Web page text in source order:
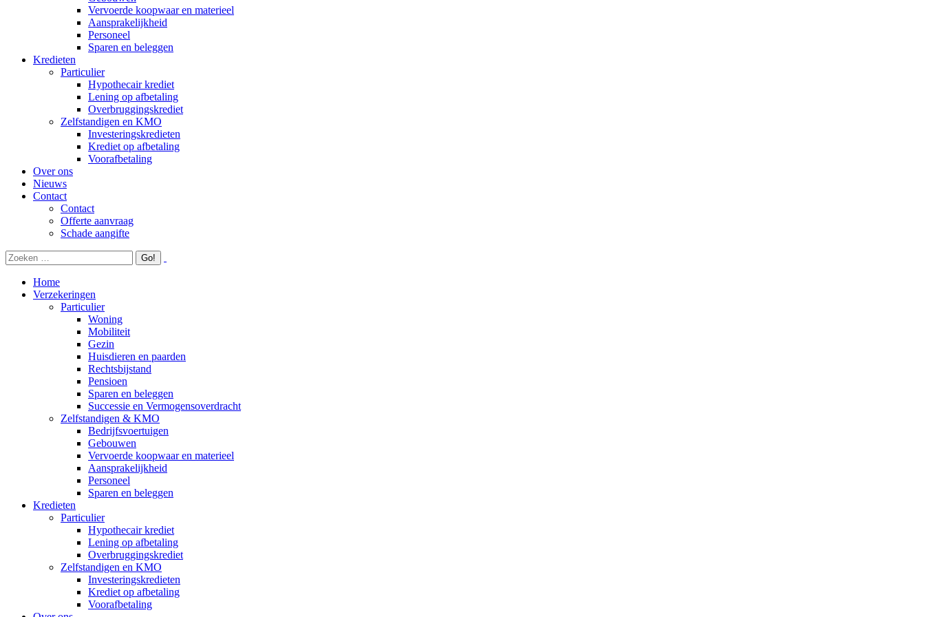
Vervoerde koopwaar en materieel
Aansprakelijkheid
Personeel
Sparen en beleggen
Kredieten
Particulier
Hypothecair krediet
Lening op afbetaling
Overbruggingskrediet
Zelfstandigen en KMO
Investeringskredieten
Krediet op afbetaling
Voorafbetaling
Over ons
Nieuws
Contact
Contact
Offerte aanvraag
Schade aangifte
Home
Verzekeringen
Particulier
Woning
Mobiliteit
Gezin
Huisdieren en paarden
Rechtsbijstand
Pensioen
Sparen en beleggen
Successie en Vermogensoverdracht
Zelfstandigen & KMO
Bedrijfsvoertuigen
Gebouwen
Vervoerde koopwaar en materieel
Aansprakelijkheid
Personeel
Sparen en beleggen
Kredieten
Particulier
Hypothecair krediet
Lening op afbetaling
Overbruggingskrediet
Zelfstandigen en KMO
Investeringskredieten
Krediet op afbetaling
Voorafbetaling